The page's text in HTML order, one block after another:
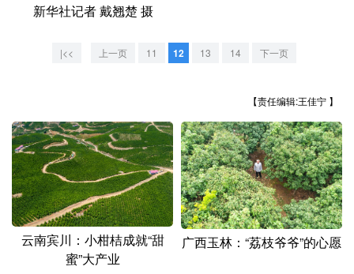
新华社记者 戴翘楚 摄
|<< 上一页 11 12 13 14 下一页
【责任编辑:王佳宁 】
云南宾川：小柑桔成就“甜
蜜”大产业
广西玉林：“荔枝爷爷”的心愿